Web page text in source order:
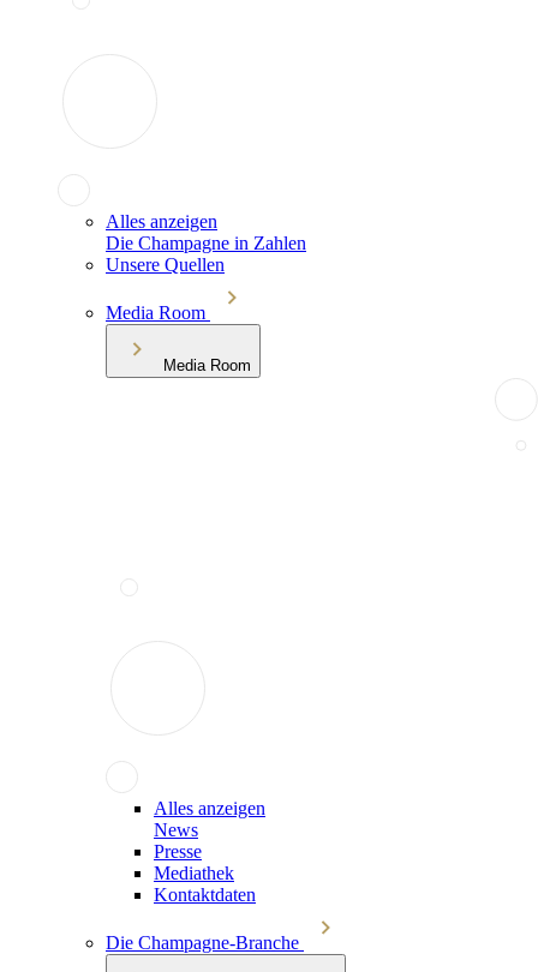
Alles anzeigen
Die Champagne in Zahlen
Unsere Quellen
Media Room
Media Room
Alles anzeigen
News
Presse
Mediathek
Kontaktdaten
Die Champagne-Branche